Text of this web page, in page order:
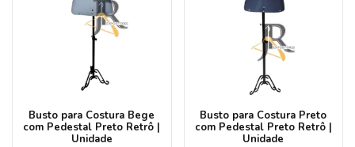
Busto para Costura Bege
com Pedestal Preto Retrô |
Unidade
Busto para Costura Preto
com Pedestal Preto Retrô |
Unidade